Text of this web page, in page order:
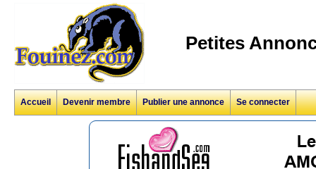
Petites
Accueil Devenir membre Publier une annonce Se connecter